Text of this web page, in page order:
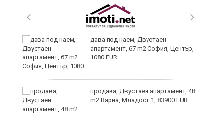
дава под наем, Двустаен
апартамент, 67 m2 София, Център,
1080 EUR
продава, Двустаен апартамент, 48
m2 Варна, Младост 1, 83900 EUR